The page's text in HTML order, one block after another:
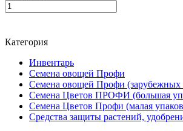
Категория
Инвентарь
Семена овощей Профи
Семена овощей Профи (зарубежных
Семена Цветов ПРОФИ (большая
Семена Цветов Профи (малая
Средства защиты растений,